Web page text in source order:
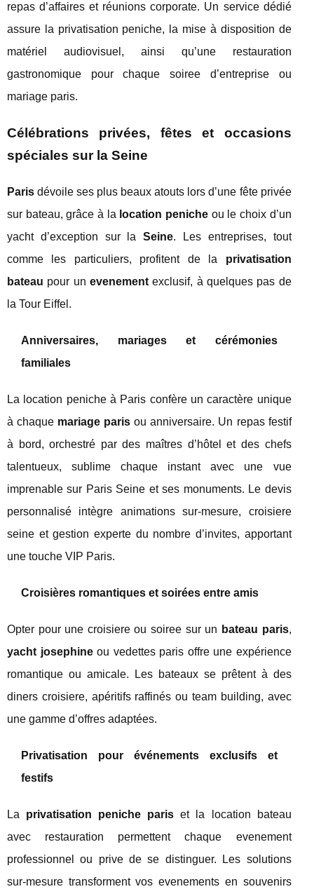
repas d’affaires et réunions corporate. Un service dédié
assure la privatisation peniche, la mise à disposition de
matériel audiovisuel, ainsi qu’une restauration
gastronomique pour chaque soiree d’entreprise ou
mariage paris.
Célébrations privées, fêtes et occasions
spéciales sur la Seine
Paris dévoile ses plus beaux atouts lors d’une fête privée
sur bateau, grâce à la location penicheou le choix d’un
yacht d’exception sur laSeine. Les entreprises, tout
comme les particuliers, profitent de la privatisation
bateau pour un evenementexclusif, à quelques pas de
la Tour Eiffel.
Anniversaires, mariages et cérémonies
familiales
La location peniche à Paris confère un caractère unique
à chaque mariage paris ou anniversaire. Un repas festif
à bord, orchestré par des maîtres d’hôtel et des chefs
talentueux, sublime chaque instant avec une vue
imprenable sur Paris Seine et ses monuments. Le devis
personnalisé intègre animations sur-mesure, croisiere
seine et gestion experte du nombre d’invites, apportant
une touche VIP Paris.
Croisières romantiques et soirées entre amis
Opter pour une croisiere ou soiree sur un bateau paris,
yacht josephineou vedettes paris offre une expérience
romantique ou amicale. Les bateaux se prêtent à des
diners croisiere, apéritifs raffinés ou team building, avec
une gamme d’offres adaptées.
Privatisation pour événements exclusifs et
festifs
La privatisation peniche paris et la location bateau
avec restauration permettent chaque evenement
professionnel ou prive de se distinguer. Les solutions
sur-mesure transforment vos evenements en souvenirs